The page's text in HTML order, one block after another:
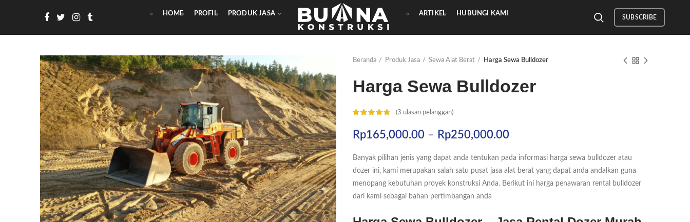
HOME PROFIL PRODUK JASA ARTIKEL HUBUNGI KAMI
SUBSCRIBE
Beranda Produk Jasa Sewa Alat Berat Harga Sewa Bulldozer
Harga Sewa Bulldozer
(3 ulasan pelanggan)
Rp165,000.00 – Rp250,000.00Rentang
Rp165,000.00
hingga
Rp250,000.00
Banyak pilihan jenis yang dapat anda tentukan pada informasi harga sewa bulldozer atau
dozer ini, kami merupakan salah satu pusat jasa alat berat yang dapat anda andalkan guna
menopang kebutuhan proyek konstruksi Anda. Berikut ini harga penawaran rental bulldozer
dari kami sebagai bahan pertimbangan anda